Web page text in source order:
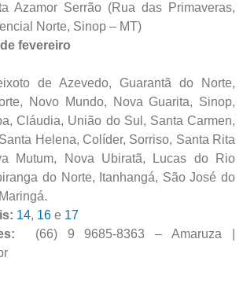
Azamor Serrão (Rua das Primaveras,
Norte, Sinop – MT)
fevereiro
de Azevedo, Guarantã do Norte,
Novo Mundo, Nova Guarita, Sinop,
Cláudia, União do Sul, Santa Carmen,
Helena, Colíder, Sorriso, Santa Rita
Mutum, Nova Ubiratã, Lucas do Rio
do Norte, Itanhangá, São José do
14, 16 e 17
(66) 9 9685-8363 – Amaruza |